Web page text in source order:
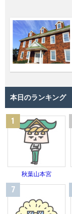
本日のランキング
1
秋葉山本宮
7